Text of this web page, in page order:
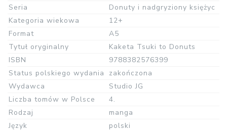
Seria
Donuty i nadgryziony księżyc
Kategoria wiekowa
12+
Format
A5
Tytuł oryginalny
Kaketa Tsuki to Donuts
ISBN
9788382576399
Status polskiego wydania
zakończona
Wydawca
Studio JG
Liczba tomów w Polsce
4.
Rodzaj
manga
Język
polski